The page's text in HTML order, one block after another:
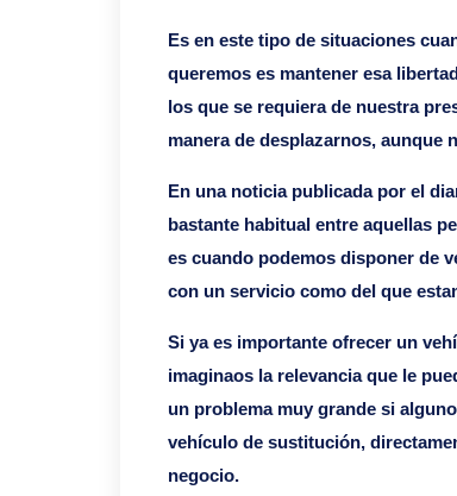
Es en este tipo de situaciones
queremos es mantener esa
los que se requiera de nuestra
manera de desplazarnos, aunque
En una noticia publicada por el
bastante habitual entre aquellas
es cuando podemos disponer de
con un servicio como del que
Si ya es importante ofrecer un
imaginaos la relevancia que le
un problema muy grande si
vehículo de sustitución,
negocio.